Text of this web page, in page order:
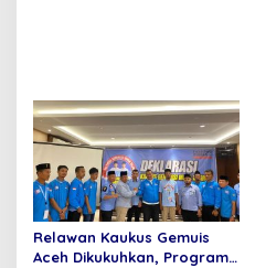
Relawan Kaukus Gemuis
Aceh Dikukuhkan, Program